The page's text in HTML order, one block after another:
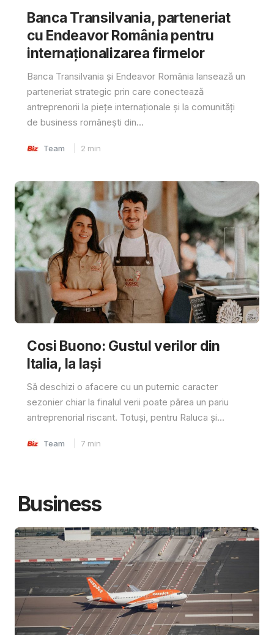
Banca Transilvania, parteneriat
cu Endeavor România pentru
internaționalizarea firmelor
Banca Transilvania și Endeavor România lansează un
parteneriat strategic prin care conectează
antreprenorii la piețe internaționale și la comunități
de business românești din...
Team 2 min
Cosi Buono: Gustul verilor din
Italia, la Iași
Să deschizi o afacere cu un puternic caracter
sezonier chiar la finalul verii poate părea un pariu
antreprenorial riscant. Totuși, pentru Raluca și...
Team 7 min
Business